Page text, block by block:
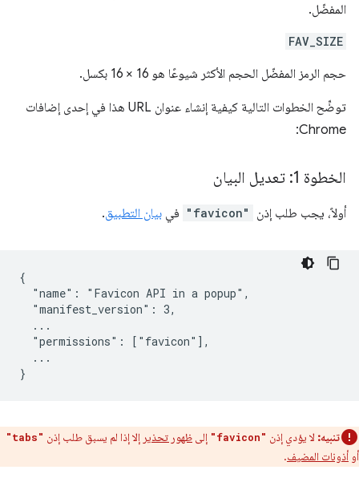
المفضّل.
FAV_SIZE
حجم الرمز المفضّل الحجم الأكثر شيوعًا هو 16 × 16 بكسل.
توضِّح الخطوات التالية كيفية إنشاء عنوان URL هذا في إحدى إضافات
Chrome:
الخطوة 1: تعديل البيان
أولاً، يجب طلب إذن "favicon" في بيان التطبيق.
{
  "name": "Favicon API in a popup",
  "manifest_version": 3,
  ...
  "permissions": ["favicon"],
  ...
تنبيه: لا يؤدي إذن "favicon" إلى ظهور تحذير إلا إذا لم يسبق طلب إذن "tabs"
أو أذونات المضيف.